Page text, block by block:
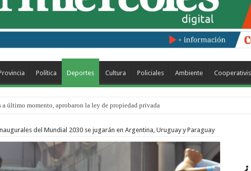
Política Deportes Cultura Policiales Ambiente
a último momento, aprobaron la ley de propiedad privada
Ríos: el 35% de los 90 niños, niñas y adolescentes que esperan una familia tiene
del Mundial 2030 se jugarán en Argentina, Uruguay y Paraguay